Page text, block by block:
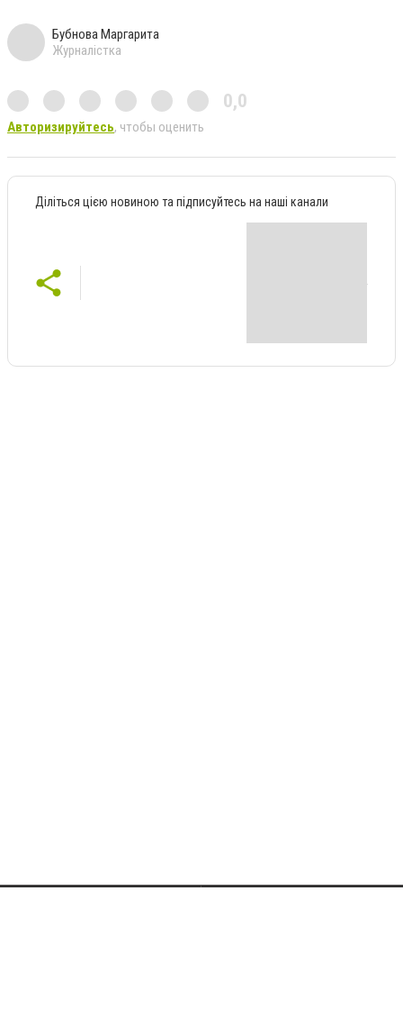
Бубнова Маргарита
Журналістка
0,0
Авторизируйтесь, чтобы оценить
Діліться цією новиною та підписуйтесь на наші канали